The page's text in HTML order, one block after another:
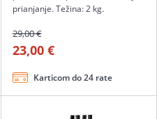
prianjanje. Težina: 2 kg.
29,00 €
23,00 €
Karticom do 24 rate